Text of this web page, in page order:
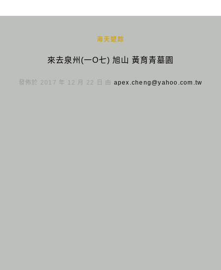
海天遊踪
來去泉州(一O七) 旭山 黃育青墓園
發佈於 2017 年 12 月 22 日 由 apex.cheng@yahoo.com.tw